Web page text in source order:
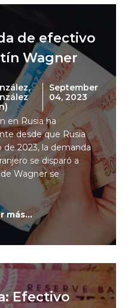
de efectivo
Wagner
September
04, 2023
en Rusia ha
desde que Rusia
de 2023, la demanda
se disparó a
Wagner se
más...
Efectivo